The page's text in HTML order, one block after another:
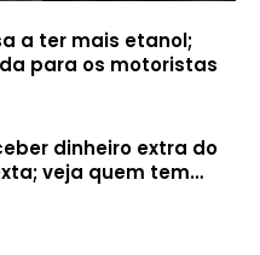
a ter mais etanol;
para os motoristas
dinheiro extra do
veja quem tem…